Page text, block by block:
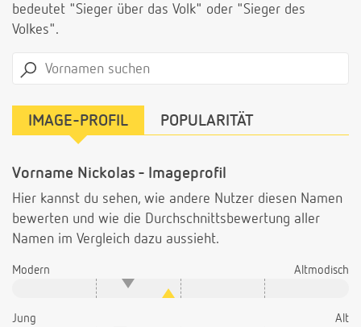
bedeutet "Sieger über das Volk" oder "Sieger des
Volkes".
IMAGE-PROFIL POPULARITÄT
Vorname Nickolas - Imageprofil
Hier kannst du sehen, wie andere Nutzer diesen Namen
bewerten und wie die Durchschnittsbewertung aller
Namen im Vergleich dazu aussieht.
Modern Altmodisch
Jung Alt